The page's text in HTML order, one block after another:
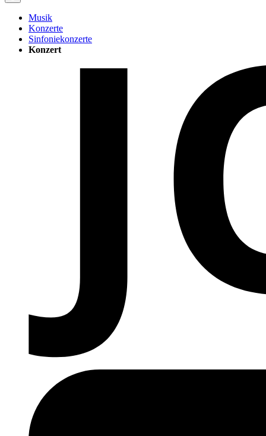
Musik
Konzerte
Sinfoniekonzerte
Konzert